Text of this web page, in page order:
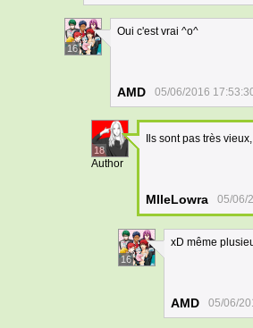
16
Oui c'est vrai ^o^
AMD 05/06/2016
18
Author
Ils sont pas très
MlleLowra 05/06/
16
xD même
AMD 05/06/